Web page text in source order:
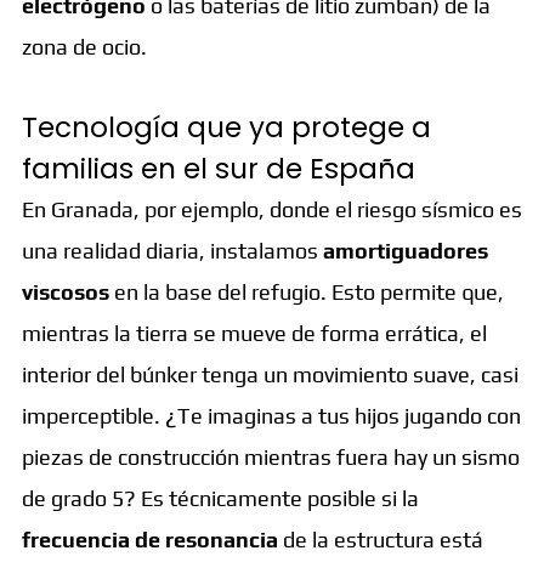
electrógeno o las baterías de litio zumban) de la
zona de ocio.
Tecnología que ya protege a
familias en el sur de España
En Granada, por ejemplo, donde el riesgo sísmico es
una realidad diaria, instalamos amortiguadores
viscosos en la base del refugio. Esto permite que,
mientras la tierra se mueve de forma errática, el
interior del búnker tenga un movimiento suave, casi
imperceptible. ¿Te imaginas a tus hijos jugando con
piezas de construcción mientras fuera hay un sismo
de grado 5? Es técnicamente posible si la
frecuencia de resonancia de la estructura está